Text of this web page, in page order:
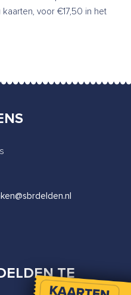
kaarten, voor €17,50 in het
TE